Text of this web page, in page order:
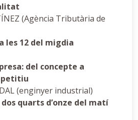
(Agència Tributària de
les 12 del migdia
del concepte a
(enginyer industrial)
dos quarts d’onze del matí